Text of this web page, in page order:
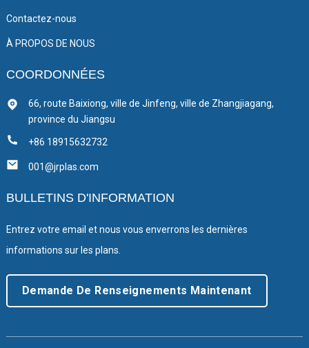
Contactez-nous
À PROPOS DE NOUS
COORDONNÉES
66, route Baixiong, ville de Jinfeng, ville de Zhangjiagang,
province du Jiangsu
+86 18915632732
001@jrplas.com
BULLETINS D'INFORMATION
Entrez votre email et nous vous enverrons les dernières
informations sur les plans.
Demande De Renseignements Maintenant